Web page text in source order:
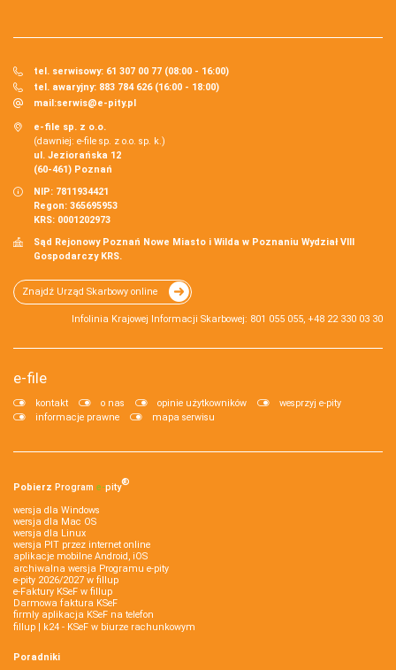
tel. serwisowy: 61 307 00 77 (08:00 - 16:00)
tel. awaryjny: 883 784 626 (16:00 - 18:00)
mail:serwis@e-pity.pl
e-file sp. z o.o.
(dawniej: e-file sp. z o.o. sp. k.)
ul. Jeziorańska 12
(60-461) Poznań
NIP: 7811934421
Regon: 365695953
KRS: 0001202973
Sąd Rejonowy Poznań Nowe Miasto i Wilda w Poznaniu Wydział VIII
Gospodarczy KRS.
Znajdź Urząd Skarbowy online
Infolinia Krajowej Informacji Skarbowej: 801 055 055, +48 22 330 03 30
e-file
kontakt o nas opinie użytkowników
wesprzyj e-pity
informacje prawne
mapa serwisu
Pobierz Program e‑pity®
wersja dla Windows
wersja dla Mac OS
wersja dla Linux
wersja PIT przez internet online
aplikacje mobilne Android, iOS
archiwalna wersja Programu e-pity
e-pity 2026/2027 w fillup
e‑Faktury KSeF w fillup
Darmowa faktura KSeF
firmly aplikacja KSeF na telefon
fillup | k24 - KSeF w biurze rachunkowym
Poradniki